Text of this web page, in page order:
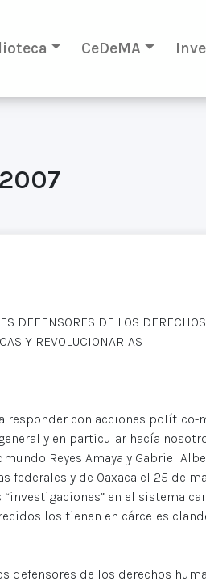
CeDeMA
DEFENSORES DE LOS
Y REVOLUCIONARIAS
responder con acciones político-
y en particular hacía
Reyes Amaya y Gabriel
y de Oaxaca el 25 de
en el sistema
los tienen en cárceles
defensores de los derechos